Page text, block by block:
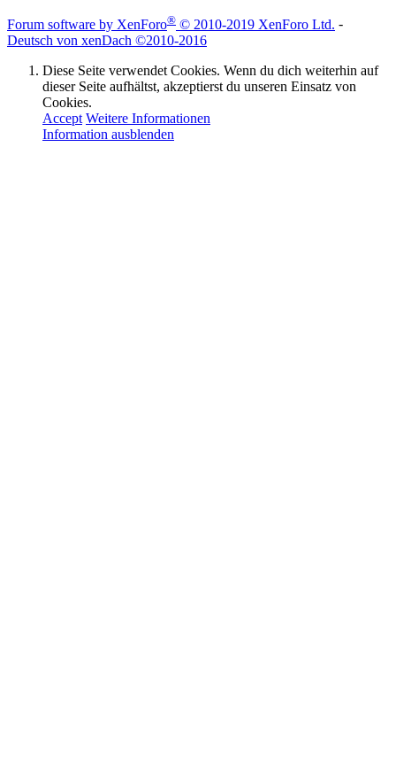
Forum software by XenForo® © 2010-2019 XenForo Ltd. -
Deutsch von xenDach ©2010-2016
Diese Seite verwendet Cookies. Wenn du dich weiterhin auf
dieser Seite aufhältst, akzeptierst du unseren Einsatz von
Cookies.
Accept Weitere Informationen
Information ausblenden